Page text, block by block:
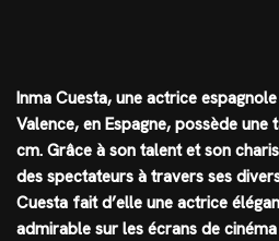
Inma Cuesta, une actrice
Valence, en Espagne, possède
cm. Grâce à son talent et son
des spectateurs à travers ses
Cuesta fait d’elle une actrice
admirable sur les écrans de